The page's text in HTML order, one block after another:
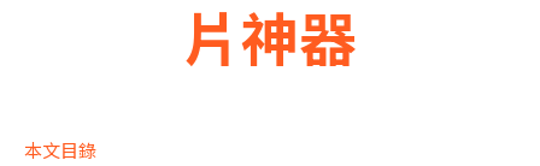
片神器
本文目錄